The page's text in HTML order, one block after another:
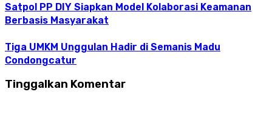
Satpol PP DIY Siapkan Model Kolaborasi Keamanan
Berbasis Masyarakat
Tiga UMKM Unggulan Hadir di Semanis Madu
Condongcatur
Tinggalkan Komentar